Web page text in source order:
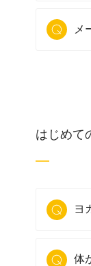
メ
はじめて
ヨ
体